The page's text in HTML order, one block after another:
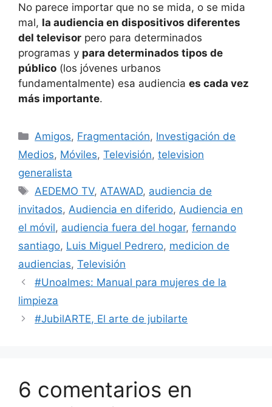
No parece importar que no se mida, o se mida
mal, la audiencia en dispositivos diferentes
del televisor pero para determinados
programas y para determinados tipos de
público (los jóvenes urbanos
fundamentalmente) esa audiencia es cada vez
más importante.
Categorías
Amigos, Fragmentación, Investigación de
Medios, Móviles, Televisión, television
generalista
Etiquetas
AEDEMO TV, ATAWAD, audiencia de
invitados, Audiencia en diferido, Audiencia en
el móvil, audiencia fuera del hogar, fernando
santiago, Luis Miguel Pedrero, medicion de
audiencias, Televisión
#Unoalmes: Manual para mujeres de la
limpieza
#JubilARTE, El arte de jubilarte
6 comentarios en